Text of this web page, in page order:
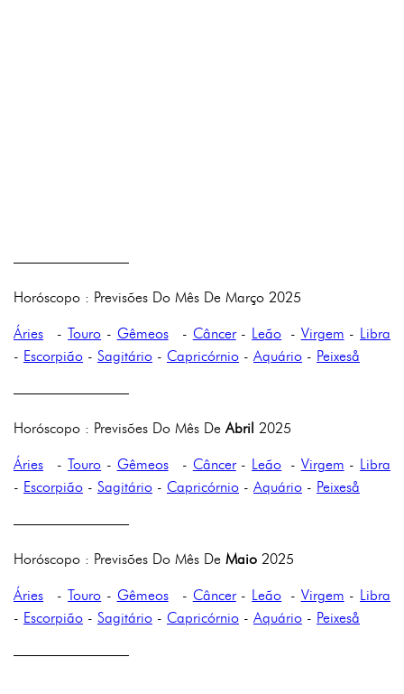
————————
Horóscopo : Previsões Do Mês De Março 2025
Áries -Touro - Gêmeos- Câncer- Leão - Virgem - Libra
- Escorpião - Sagitário - Capricórnio - Aquário - Peixeså
————————
Horóscopo : Previsões Do Mês DeAbril 2025
Áries -Touro - Gêmeos- Câncer- Leão - Virgem - Libra
- Escorpião - Sagitário - Capricórnio - Aquário - Peixeså
————————
Horóscopo : Previsões Do Mês De Maio 2025
Áries -Touro - Gêmeos- Câncer- Leão - Virgem - Libra
- Escorpião - Sagitário - Capricórnio - Aquário - Peixeså
————————